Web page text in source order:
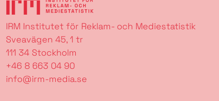
IRM Institutet för Reklam- och Mediestatistik
Sveavägen 45, 1 tr
111 34 Stockholm
+46 8 663 04 90
info@irm-media.se